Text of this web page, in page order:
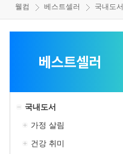
웰컴 베스트셀러 국내도서
베스트셀러
국내도서
가정 살림
건강 취미